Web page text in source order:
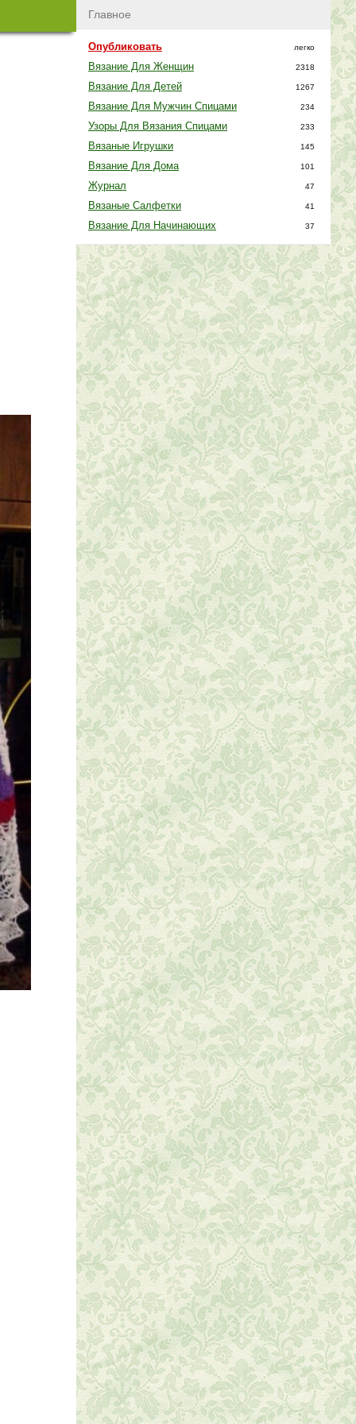
Главное
Опубликовать легко
Вязание Для Женщин 2318
Вязание Для Детей 1267
Вязание Для Мужчин Спицами 234
Узоры Для Вязания Спицами 233
Вязаные Игрушки 145
Вязание Для Дома 101
Журнал 47
Вязаные Салфетки 41
Вязание Для Начинающих 37